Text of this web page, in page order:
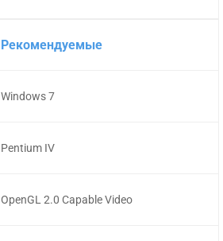
Рекомендуемые
Windows 7
Pentium IV
OpenGL 2.0 Capable Video